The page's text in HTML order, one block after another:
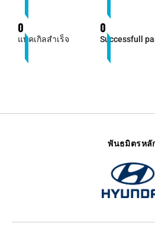
0
แทคเกิลสำเร็จ
0
Successfull
พันธมิตรหลั